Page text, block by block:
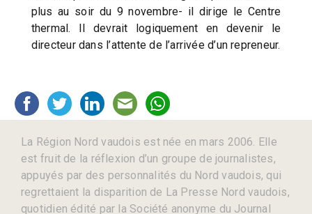
plus au soir du 9 novembre- il dirige le Centre
thermal. Il devrait logiquement en devenir le
directeur dans l’attente de l’arrivée d’un repreneur.
La Région Nord vaudois est née en mars 2006. Elle
est fruit de la réflexion d’un groupe de journalistes,
appuyés par des personnalités du Nord vaudois, qui
regrettaient la disparition de La Presse Nord vaudois,
quotidien édité par la Société anonyme du Journal